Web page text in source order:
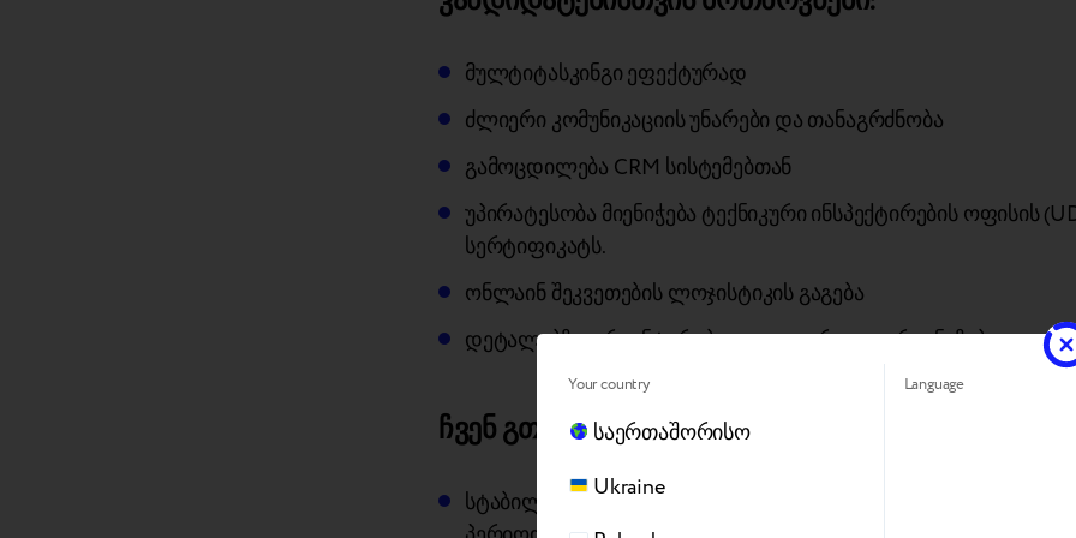
მულტიტასკინგი ეფექტურად
ძლიერი კომუნიკაციის უნარები და თანაგრძნობა
გამოცდილება CRM სისტემებთან
უპირატესობა მიენიჭება ტექნიკური ინსპექტირების ოფისის
სერტიფიკატს.
ონლაინ შეკვეთების ლოჯისტიკის გაგება
დეტალებზე ორიენტირებული და კარგად ორგანიზებული
ჩვენ გთავაზობთ:
სტაბილური სამუშაო შრომითი ხელშეკრულებით: 3-თვიანი
Your country
საერთაშორისო
Ukraine
Language